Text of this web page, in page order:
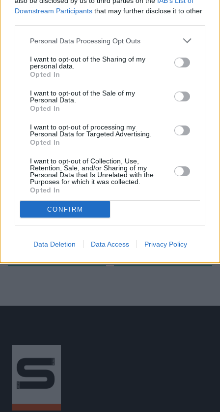
Downstream Participants that may further disclose it to other
Personal Data Processing Opt Outs
I want to opt-out of the Sharing of my
personal data.
Opted In
I want to opt-out of the Sale of my
Personal Data.
Opted In
I want to opt-out of processing my
Personal Data for Targeted Advertising.
Opted In
I want to opt-out of Collection, Use,
Retention, Sale, and/or Sharing of my
Personal Data that Is Unrelated with the
Purposes for which it was collected.
Opted In
CONFIRM
Data Deletion Data Access Privacy Policy
Τόλης Λελεκίδης
Το άρθρο δεν έχει ακόμα βαθμολογηθεί.
Βαθμολογήστε αυτό το άρθρο:
★★★
Στη Μαδρίτη αγωνίζεται την
Τετάρτη ο Ανδρέας Πανταζής-
Ποιοι είναι οι αντίπαλοί του
ΣΕΦ: Πανελλήνιο Πρωτάθλημα
(Αποτελέσματα) -Τελικό